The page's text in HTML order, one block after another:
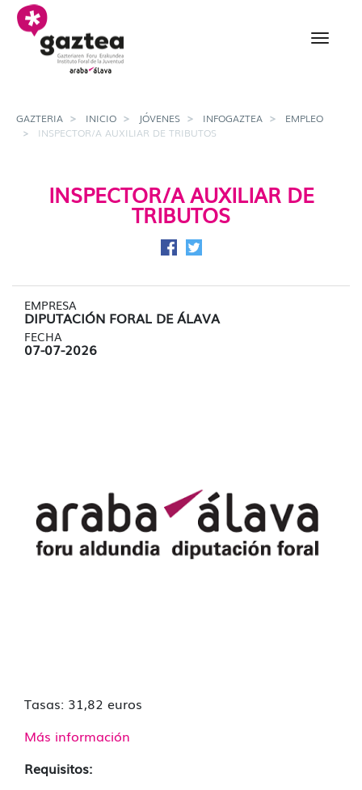
Saltar al contenido principal
Inspector/a Auxiliar
GAZTERIA INICIO JÓVENES INFOGAZTEA
EMPLEO
INSPECTOR/A AUXILIAR DE TRIBUTOS
INSPECTOR/A AUXILIAR DE
TRIBUTOS
Compartir en Facebook
Compartir en Twitter
EMPRESA
DIPUTACIÓN FORAL DE ÁLAVA
FECHA
07-07-2026
Tasas: 31,82 euros
Más información
Requisitos: